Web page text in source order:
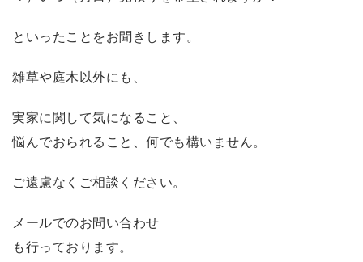
といったことをお聞きします。
雑草や庭木以外にも、
実家に関して気になること、
悩んでおられること、何でも構いません。
ご遠慮なくご相談ください。
メールでのお問い合わせ
も行っております。